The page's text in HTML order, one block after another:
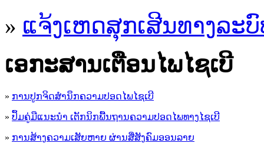
» ແຈ້ງເຫດສຸກເສີນທາງລະ
ເອ​ກະ​ສານເຕືອນໄພໄຊເບີ
» ການປູກຈິດສໍານຶກຄວາມປອດໄພໄຊເບີ
» ປຶ້ມຄູ່ມືແນະນໍາ ເຕັກນິກພື້ນຖານຄວາມປອດໄພທາງໄຊເບີ
» ການສ້າງຄວາມເສັຍຫາຍ ຜ່ານສື່ສັງຄົມອອນລາຍ